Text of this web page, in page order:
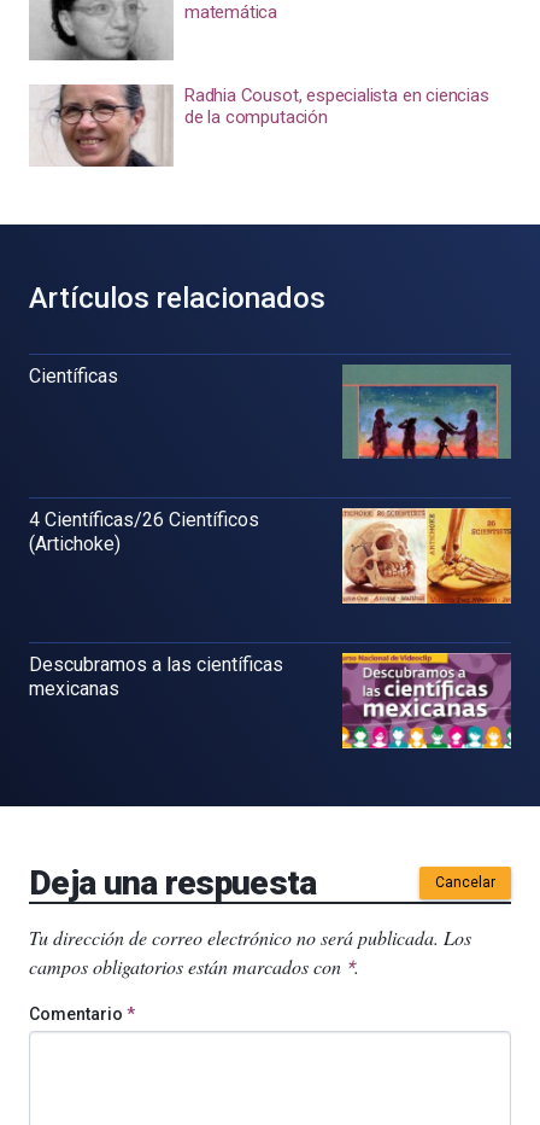
matemática
Radhia Cousot, especialista en ciencias
de la computación
Artículos relacionados
Científicas
4 Científicas/26 Científicos
(Artichoke)
Descubramos a las científicas
mexicanas
Deja una respuesta Cancelar
Tu dirección de correo electrónico no será publicada. Los
campos obligatorios están marcados con *.
Comentario *